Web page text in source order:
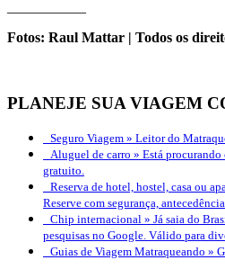
Fotos: Raul Mattar | Todos os
PLANEJE SUA VIAGEM
Seguro Viagem » Leitor do
Aluguel de carro » Está procurando
gratuito.
Reserva de hotel, hostel, casa ou
Reserve com segurança,
Chip internacional » Já saia do
pesquisas no Google. Válido para
Guias de Viagem Matraqueando »